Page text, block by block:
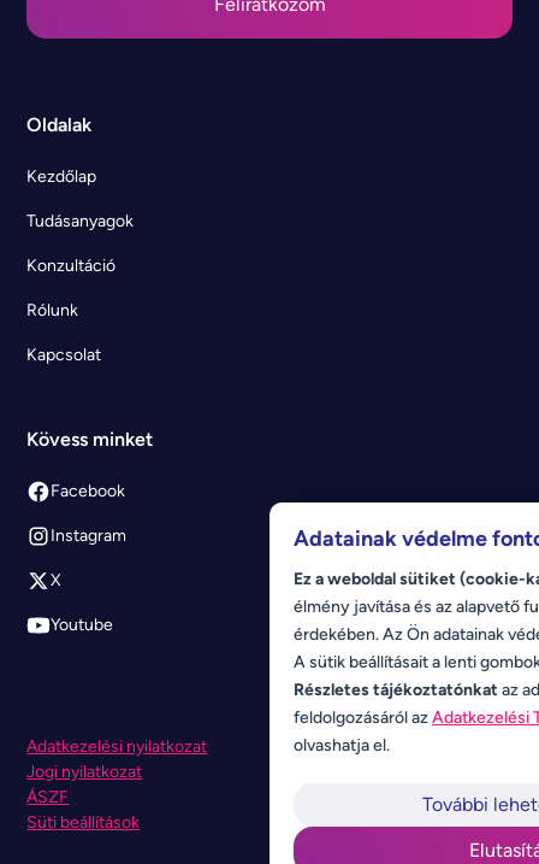
Oldalak
Kezdőlap
Tudásanyagok
Konzultáció
Rólunk
Kapcsolat
Kövess minket
Facebook
Instagram
X
Youtube
Adatkezelési nyilatkozat
Jogi nyilatkozat
ÁSZF
Süti beállítások
Adatainak védelme
Ez a weboldal sütiket (cookie-
élmény javítása és az alapvető
érdekében. Az Ön adatainak
A sütik beállításait a lenti
Részletes tájékoztatónkat az
feldolgozásáról azAdatkezelési
olvashatja el.
További